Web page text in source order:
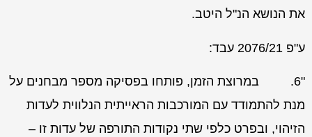
את הנושא הנ"ל היטב.
ע"פ 2076/21 עבד:
"6.
במרוצת הזמן, פותחו בפסיקה מספר מבחנים על
מנת להתמודד עם המורכבות הראייתית הנלווית לעדות
הזיהוי, ובפרט כלפי שתי נקודות התורפה של עדות זו –